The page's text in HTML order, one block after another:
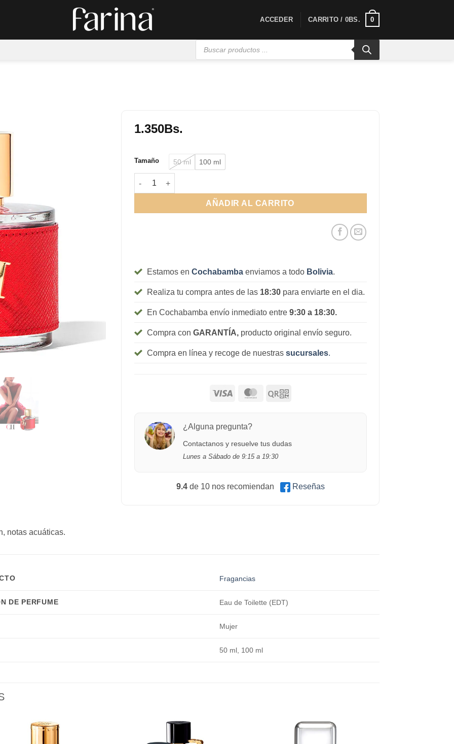
ACCEDER CARRITO / 0BS. 0
Búsqueda
1.350Bs.
Tamaño 50 ml
100 ml
CH Woman cantidad
AÑADIR AL CARRITO
Estamos en Cochabamba enviamos a todo Bolivia.
Realiza tu compra antes de las 18:30para enviarte en el dia.
En Cochabamba envío inmediato entre 9:30 a 18:30.
Compra con GARANTÍA,producto original envío seguro.
Compra en línea y recoge de nuestras sucursales.
¿Alguna pregunta?
Contactanos y resuelve tus dudas
Lunes a Sábado de 9:15 a 19:30
9.4de 10 nos recomiendan Reseñas
notas acuáticas.
Fragancias
DE PERFUME Eau de Toilette (EDT)
Mujer
50 ml, 100 ml